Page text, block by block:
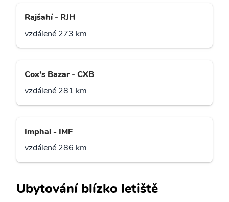
Rajšahí - RJH
vzdálené 273 km
Cox's Bazar - CXB
vzdálené 281 km
Imphal - IMF
vzdálené 286 km
Ubytování blízko letiště